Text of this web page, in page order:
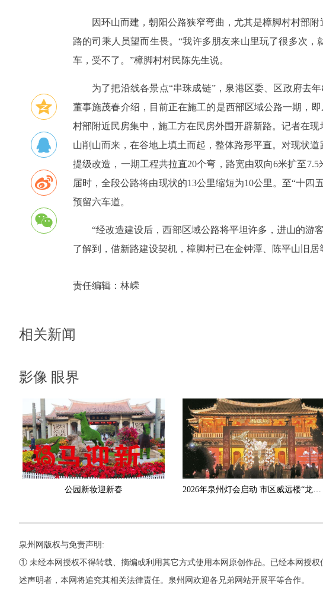
因环山而建，朝阳公路狭窄弯曲，尤其是樟脚村村部
路的司乘人员望而生畏。“我许多朋友来山里玩了很多次
车，受不了。”樟脚村村民陈先生说。
为了把沿线各景点“串珠成链”，泉港区委、区政府去
董事施茂春介绍，目前正在施工的是西部区域公路一期，
村部附近民房集中，施工方在民房外围开辟新路。记者在
山削山而来，在谷地上填土而起，整体路形平直。对现状
提级改造，一期工程共拉直20个弯，路宽由双向6米扩至
届时，全段公路将由现状的13公里缩短为10公里。至“十
预留六车道。
“经改造建设后，西部区域公路将平坦许多，进山的游
了解到，借新路建设契机，樟脚村已在金钟潭、陈平山旧居
责任编辑： 林嵘
相关新闻
影像 眼界
公园新妆迎新春 2026年泉州灯会启动 市区威远楼“龙马精神”创意花灯点亮
泉州网版权与免责声明:
① 未经本网授权不得转载、摘编或利用其它方式使用本网原创作品。已经本网授
述声明者，本网将追究其相关法律责任。泉州网欢迎各兄弟网站开展平等合作。